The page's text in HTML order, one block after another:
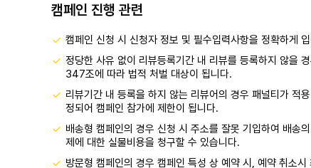
캠페인 진행 관련
캠페인 신청 시 신청자 정보 및 필수입력사항을 정확하게
정당한 사유 없이 리뷰등록기간 내 리뷰를 등록하지 않을
347조에 따라 법적 처벌 대상이 됩니다.
리뷰기간 내 등록을 하지 않는 리뷰어의 경우 패널티가 적
정되어 캠페인 참가에 제한이 됩니다.
배송형 캠페인의 경우 신청 시 주소를 잘못 기입하여 배송
제에 대한 실물비용을 청구할 수 있습니다.
방문형 캠페인의 경우 캠페인 특성 상 예약 시, 예약 취소